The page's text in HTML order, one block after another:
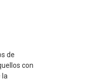
de
con
la